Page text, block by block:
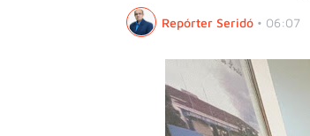
Repórter Seridó • 06:07